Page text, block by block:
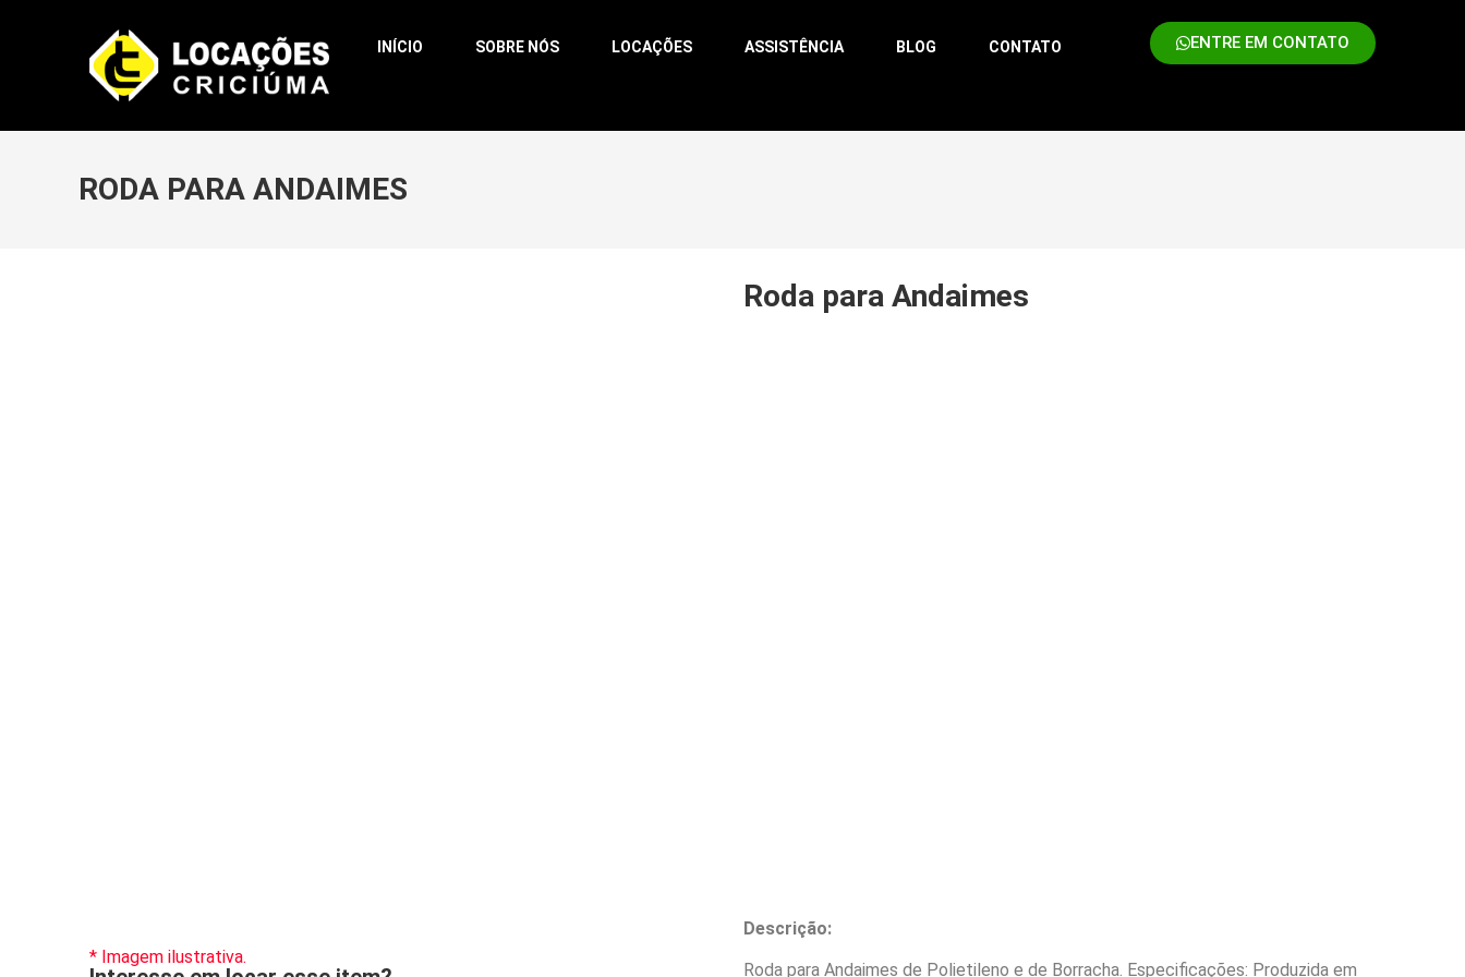
INÍCIO SOBRE NÓS LOCAÇÕES ASSISTÊNCIA BLOG CONTATO ENTRE EM CONTATO
RODA PARA ANDAIMES
* Imagem ilustrativa.
Roda para Andaimes
Descrição:
Roda para Andaimes de Polietileno e de Borracha. Especificações: Produzida em